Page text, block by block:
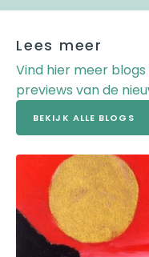
Lees meer
Vind hier meer
previews van de
BEKIJK ALLE BLOGS